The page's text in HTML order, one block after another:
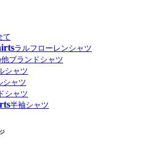
て
ラルフローレンシャツ
ブランドシャツ
シャツ
シャツ
シャツ
半袖シャツ